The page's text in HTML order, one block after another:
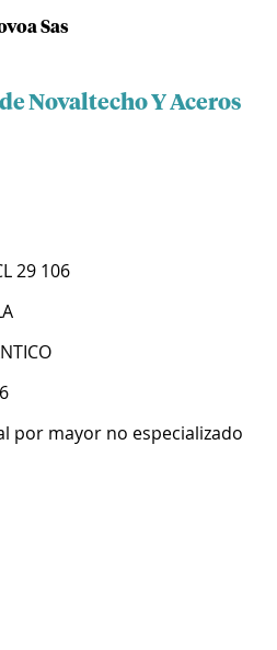
Sas
Novaltecho Y Aceros
29 106
por mayor no especializado